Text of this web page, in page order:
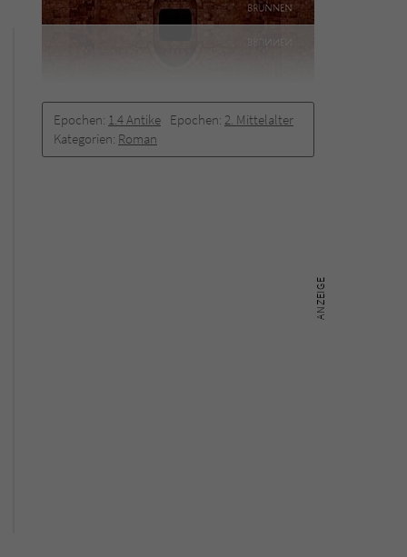
Epochen: 1.4 Antike Epochen: 2. Mittelalter
Kategorien: Roman